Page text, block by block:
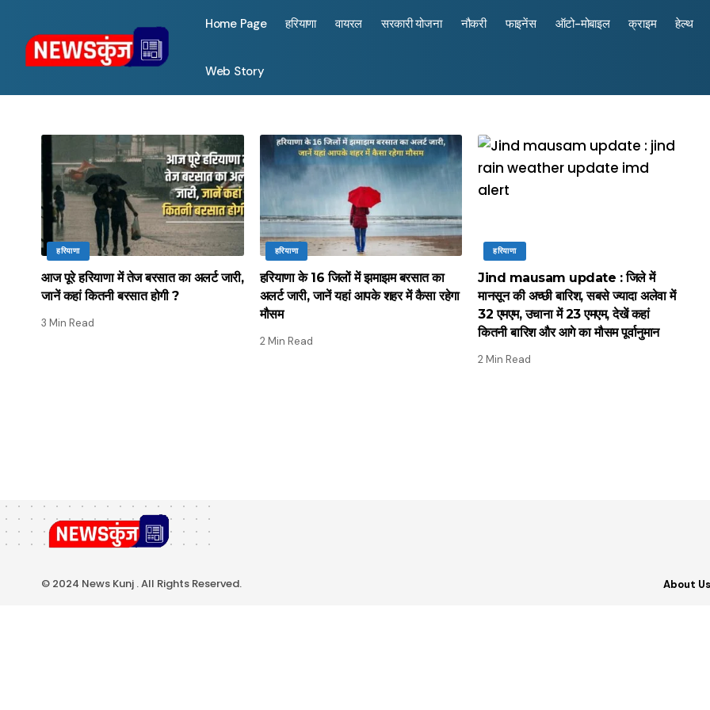
Home Page हरियाणा वायरल सरकारी योजना नौकरी फाइनेंस ऑटो-मोबाइल क्राइम हेल्थ
Web Story
हरियाणा
आज पूरे हरियाणा में तेज बरसात का अलर्ट जारी,
जानें कहां कितनी बरसात होगी ?
3 Min Read
हरियाणा
हरियाणा के 16 जिलों में झमाझम बरसात का
अलर्ट जारी, जानें यहां आपके शहर में कैसा रहेगा
मौसम
2 Min Read
हरियाणा
Jind mausam update : जिले में
मानसून की अच्छी बारिश, सबसे ज्यादा अलेवा में
32 एमएम, उचाना में 23 एमएम, देखें कहां
कितनी बारिश और आगे का मौसम पूर्वानुमान
2 Min Read
© 2024 News Kunj . All Rights Reserved. About Us